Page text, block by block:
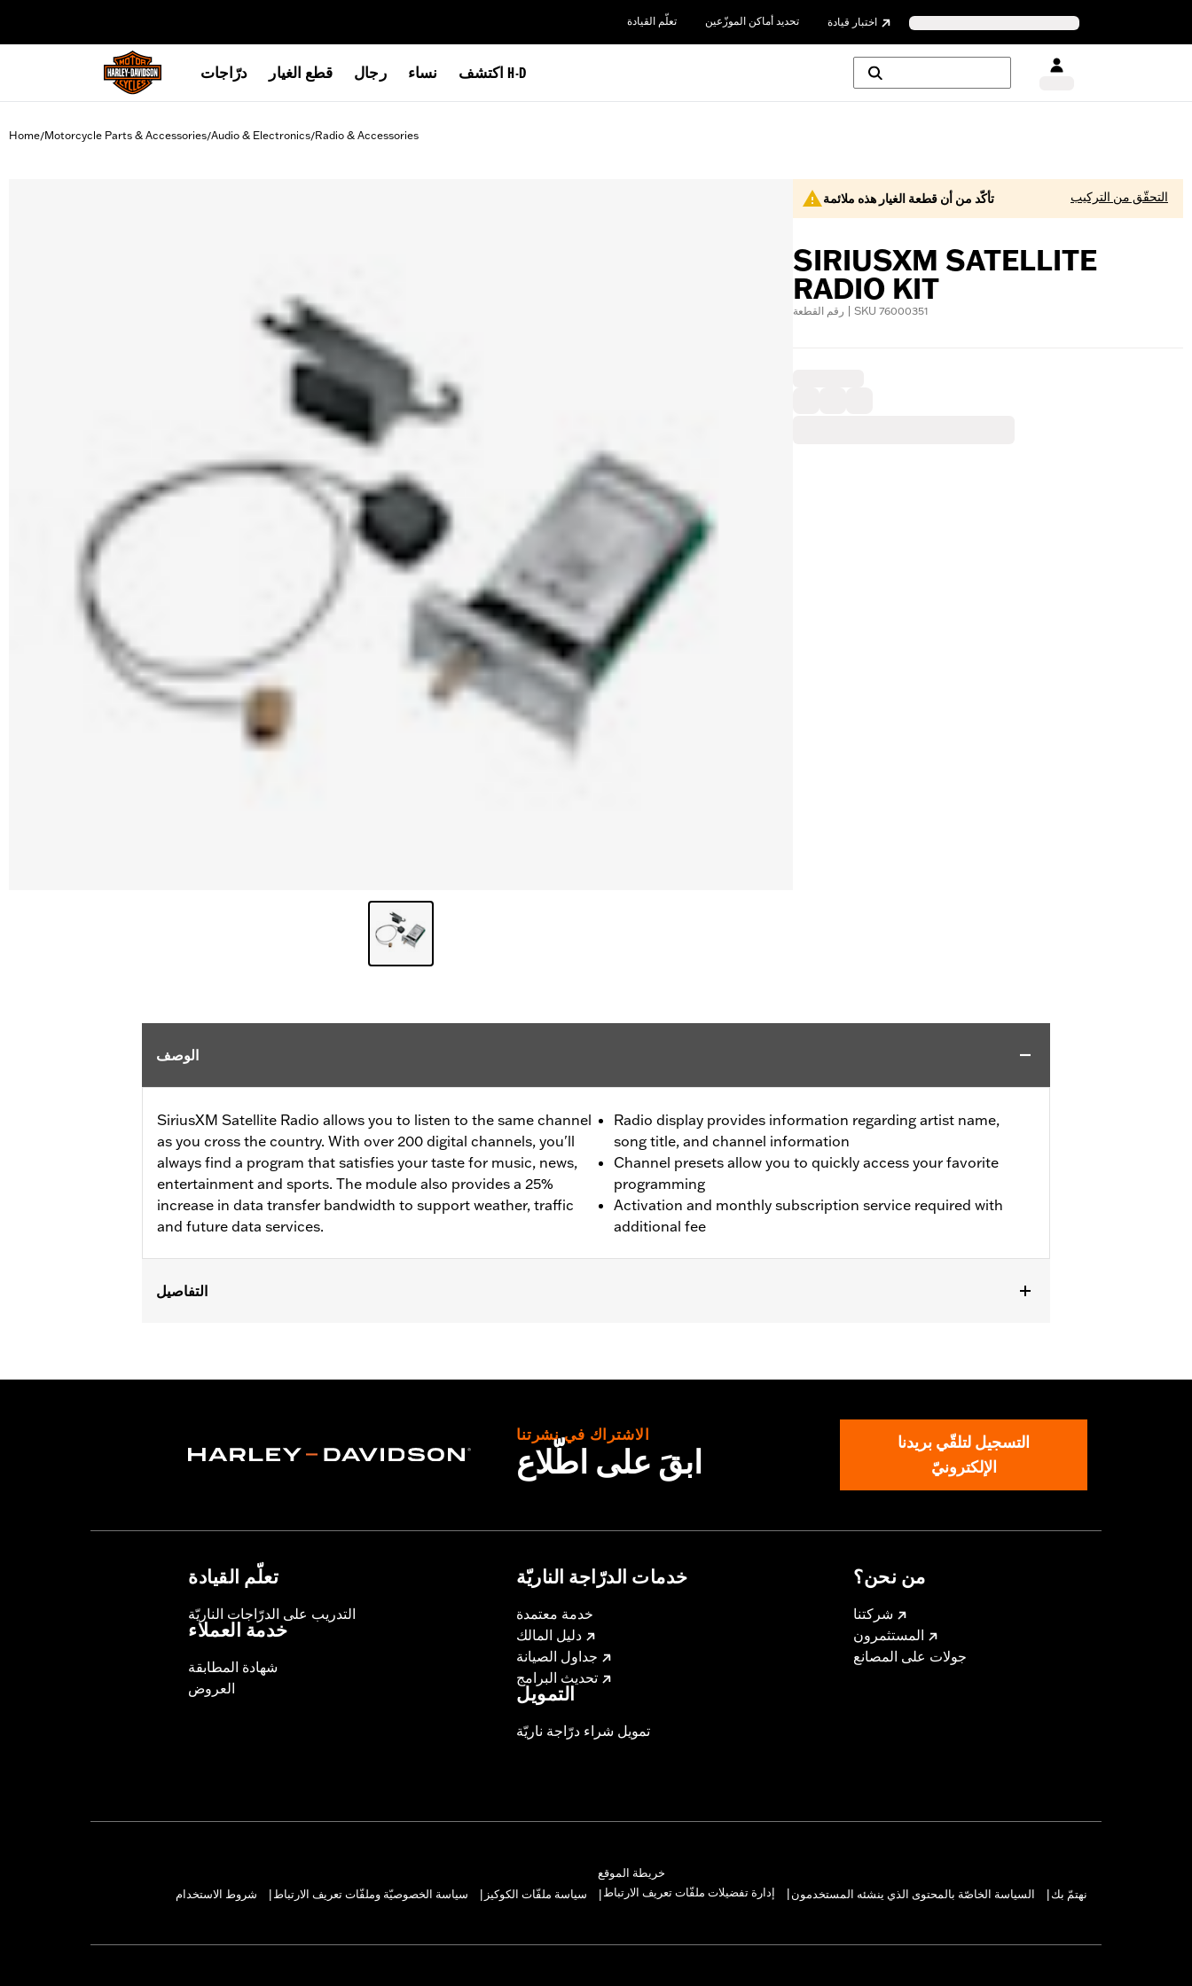
تعلّم القيادة تحديد أماكن الموزّعين اختبار قيادة
درّاجات قطع الغيار رجال نساء اكتشف H-D
Home/Motorcycle Parts & Accessories/Audio & Electronics/Radio & Accessories
تأكّد من أن قطعة الغيار هذه ملائمة التحقّق من التركيب
SIRIUSXM SATELLITE
RADIO KIT
رقم القطعة | SKU 76000351
الوصف
SiriusXM Satellite Radio allows you to listen to the same channel
as you cross the country. With over 200 digital channels, you'll
always find a program that satisfies your taste for music, news,
entertainment and sports. The module also provides a 25%
increase in data transfer bandwidth to support weather, traffic
and future data services.
Radio display provides information regarding artist name,
song title, and channel information
Channel presets allow you to quickly access your favorite
programming
Activation and monthly subscription service required with
additional fee
التفاصيل
Sold In Units:Each
الاشتراك في نشرتنا
ابقَ على اطّلاع
التسجيل لتلقّي بريدنا
الإلكترونيّ
تعلّم القيادة
التدريب على الدرّاجات الناريّة
خدمة العملاء
شهادة المطابقة
العروض
خدمات الدرّاجة الناريّة
خدمة معتمدة
دليل المالك
جداول الصيانة
تحديث البرامج
التمويل
تمويل شراء درّاجة ناريّة
من نحن؟
شركتنا
المستثمرون
جولات على المصانع
خريطة الموقع
شروط الاستخدام
سياسة الخصوصيّة وملفّات تعريف الارتباط سياسة ملفّات الكوكيز إدارة تفضيلات ملفّات تعريف الارتباط السياسة الخاصّة بالمحتوى الذي ينشئه المستخدمون نهتمّ بك